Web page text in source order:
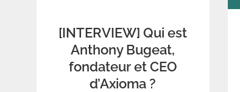
[INTERVIEW] Qui est
Anthony Bugeat,
fondateur et CEO
d’Axioma ?